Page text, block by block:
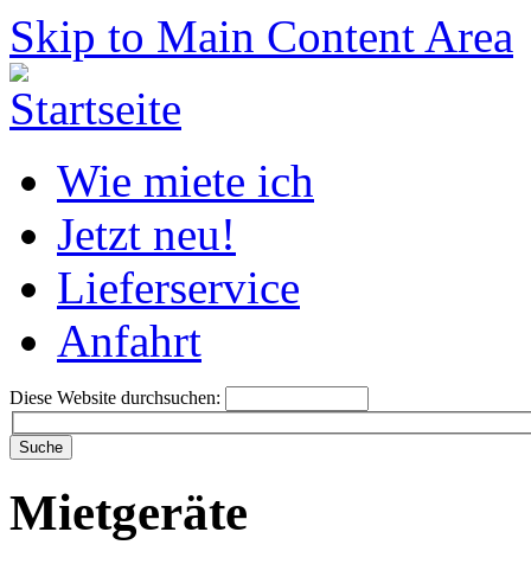
Skip to Main Content Area
Wie miete ich
Jetzt neu!
Lieferservice
Anfahrt
Diese Website durchsuchen:
Mietgeräte